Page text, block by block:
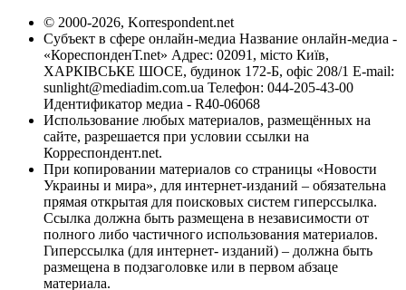
© 2000-2026, Korrespondent.net
Субъект в сфере онлайн-медиа Название онлайн-медиа -
«КореспонденТ.net» Адрес: 02091, місто Київ,
ХАРКІВСЬКЕ ШОСЕ, будинок 172-Б, офіс 208/1 E-mail:
sunlight@mediadim.com.ua Телефон: 044-205-43-00
Идентификатор медиа - R40-06068
Использование любых материалов, размещённых на
сайте, разрешается при условии ссылки на
Корреспондент.net.
При копировании материалов со страницы «Новости
Украины и мира», для интернет-изданий – обязательна
прямая открытая для поисковых систем гиперссылка.
Ссылка должна быть размещена в независимости от
полного либо частичного использования материалов.
Гиперссылка (для интернет- изданий) – должна быть
размещена в подзаголовке или в первом абзаце
материала.